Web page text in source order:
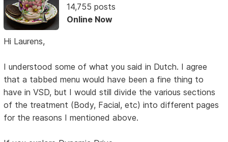
14,755 posts
Online Now
Hi Laurens,
I understood some of what you said in Dutch. I agree
that a tabbed menu would have been a fine thing to
have in VSD, but I would still divide the various sections
of the treatment (Body, Facial, etc) into different pages
for the reasons I mentioned above.